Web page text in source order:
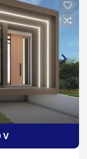
V